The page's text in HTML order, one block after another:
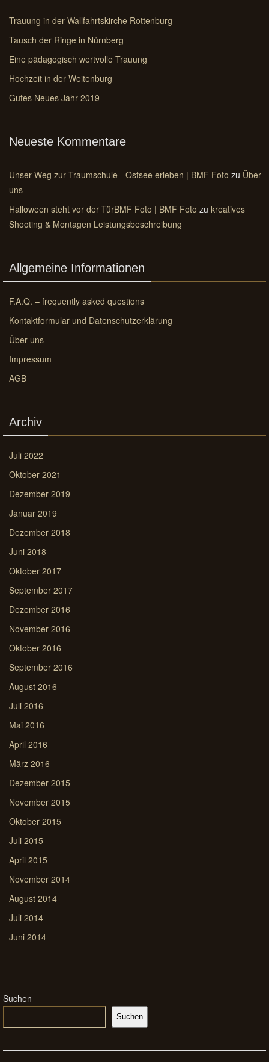
Trauung in der Wallfahrtskirche Rottenburg
Tausch der Ringe in Nürnberg
Eine pädagogisch wertvolle Trauung
Hochzeit in der Weitenburg
Gutes Neues Jahr 2019
Neueste Kommentare
Unser Weg zur Traumschule - Ostsee erleben | BMF Foto zu Über
uns
Halloween steht vor der TürBMF Foto | BMF Foto zu kreatives
Shooting & Montagen Leistungsbeschreibung
Allgemeine Informationen
F.A.Q. – frequently asked questions
Kontaktformular und Datenschutzerklärung
Über uns
Impressum
AGB
Archiv
Juli 2022
Oktober 2021
Dezember 2019
Januar 2019
Dezember 2018
Juni 2018
Oktober 2017
September 2017
Dezember 2016
November 2016
Oktober 2016
September 2016
August 2016
Juli 2016
Mai 2016
April 2016
März 2016
Dezember 2015
November 2015
Oktober 2015
Juli 2015
April 2015
November 2014
August 2014
Juli 2014
Juni 2014
Suchen
Suchen